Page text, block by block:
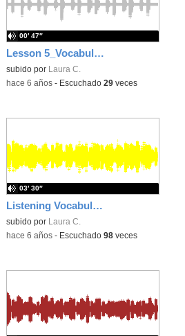
Lesson 5_Vocabulary_Exercise_1
subido por Laura C.
00′ 47″
-hace 6 años- Escuchado 29veces
Listening Vocabulary Unit 9
subido por Laura C.
03′ 30″
-hace 6 años- Escuchado 98veces